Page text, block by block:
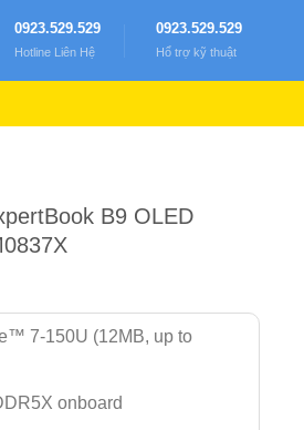
0923.529.529
Hotline Liên Hệ
0923.529.529
Hổ trợ kỹ thuật
B9 OLED
7-150U (12MB, up to
onboard